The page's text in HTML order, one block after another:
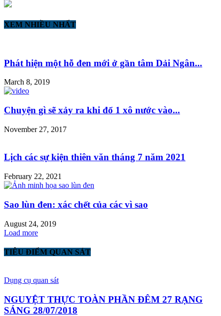
XEM NHIỀU NHẤT
Phát hiện một hỗ đen mới ở gần tâm Dải Ngân...
March 8, 2019
Chuyện gì sẽ xảy ra khi đổ 1 xô nước vào...
November 27, 2017
Lịch các sự kiện thiên văn tháng 7 năm 2021
February 22, 2021
Sao lùn đen: xác chết của các vì sao
August 24, 2019
Load more
TIÊU ĐIỂM QUAN SÁT
Dụng cụ quan sát
NGUYỆT THỰC TOÀN PHẦN ĐÊM 27 RẠNG
SÁNG 28/07/2018